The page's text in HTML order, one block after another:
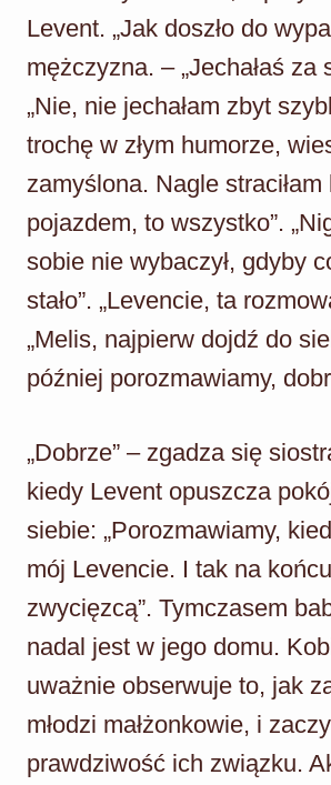
Levent. „Jak doszło do
mężczyzna. – „Jechałaś za
„Nie, nie jechałam zbyt
trochę w złym humorze,
zamyślona. Nagle
pojazdem, to wszystko”.
sobie nie wybaczył, gdyby
stało”. „Levencie, ta
„Melis, najpierw dojdź do
później porozmawiamy,
„Dobrze” – zgadza się
kiedy Levent opuszcza
siebie: „Porozmawiamy,
mój Levencie. I tak na
zwycięzcą”. Tymczasem
nadal jest w jego domu.
uważnie obserwuje to, jak
młodzi małżonkowie, i
prawdziwość ich związku.